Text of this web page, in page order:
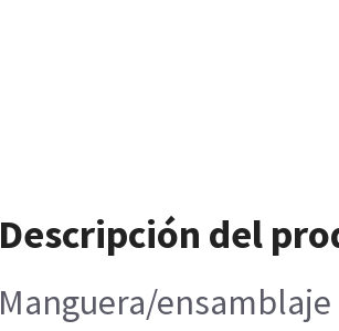
Descripción del
Manguera/ensamblaje